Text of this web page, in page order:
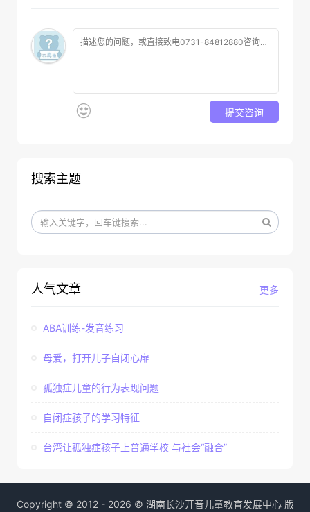
提交咨询
搜索主题
更多
人气文章
ABA训练-发音练习
母爱，打开儿子自闭心扉
孤独症儿童的行为表现问题
自闭症孩子的学习特征
台湾让孤独症孩子上普通学校 与社会“融合”
Copyright © 2012 - 2026 © 湖南长沙开音儿童教育发展中心 版